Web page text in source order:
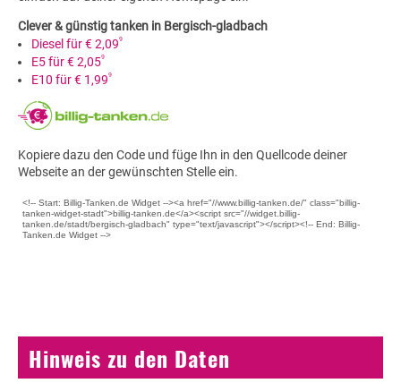
Clever & günstig tanken in Bergisch-gladbach
Diesel für € 2,099
E5 für € 2,059
E10 für € 1,999
Kopiere dazu den Code und füge Ihn in den Quellcode deiner
Webseite an der gewünschten Stelle ein.
Hinweis zu den Daten